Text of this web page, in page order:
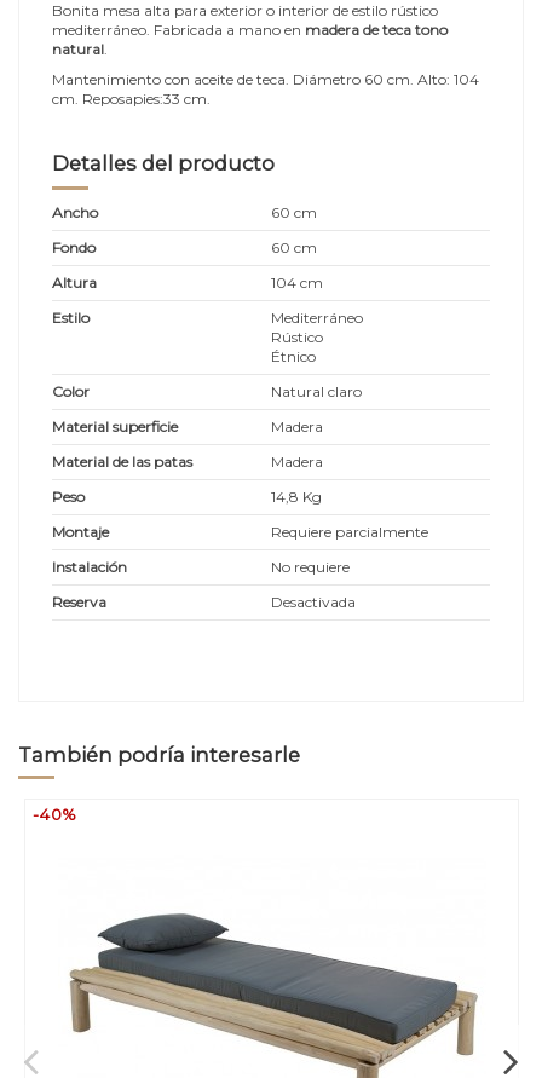
Bonita mesa alta para exterior o interior de estilo rústico
mediterráneo. Fabricada a mano en madera de teca tono
natural
Mantenimiento con aceite de teca. Diámetro 60 cm. Alto: 104
cm. Reposapies:33 cm.
Detalles del producto
Ancho
60 cm
Fondo
60 cm
Altura
104 cm
Estilo
Mediterráneo
Rústico
Étnico
Color
Natural claro
Material superficie
Madera
Material de las patas
Madera
Peso
14,8 Kg
Montaje
Requiere parcialmente
Instalación
No requiere
Reserva
Desactivada
También podría interesarle
-40%